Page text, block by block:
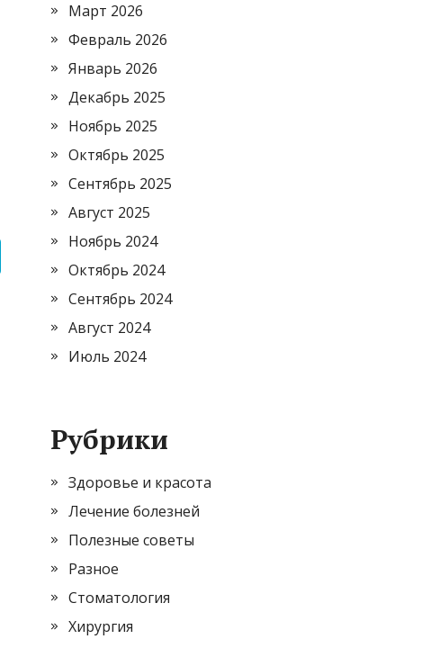
Март 2026
Февраль 2026
Январь 2026
Декабрь 2025
Ноябрь 2025
Октябрь 2025
Сентябрь 2025
Август 2025
Ноябрь 2024
Октябрь 2024
Сентябрь 2024
Август 2024
Июль 2024
Рубрики
Здоровье и красота
Лечение болезней
Полезные советы
Разное
Стоматология
Хирургия